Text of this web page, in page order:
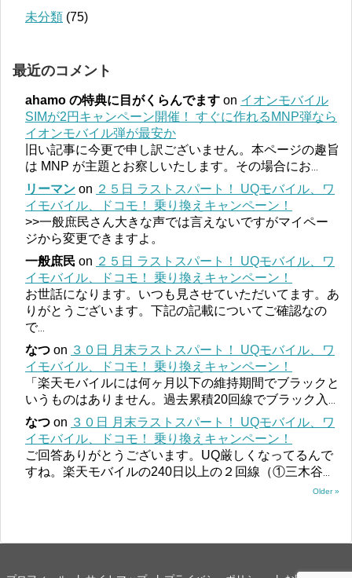
未分類 (75)
最近のコメント
ahamo の特典に目がくらんでます on イオンモバイル
SIMが2円キャンペーン開催！ すぐに作れるMNP弾なら
イオンモバイル弾が最安か
旧い記事に今更で申し訳ございません。本ページの趣旨
は MNP が主題とお察しいたします。その場合にお
リーマン on ２５日 ラストスパート！ UQモバイル、ワ
イモバイル、ドコモ！ 乗り換えキャンペーン！
>>一般庶民さん大きな声では言えないですがマイペー
ジから変更できますよ。
一般庶民 on ２５日 ラストスパート！ UQモバイル、ワ
イモバイル、ドコモ！ 乗り換えキャンペーン！
お世話になります。いつも見させていただいてます。あ
りがとうございます。下記の記載についてご確認なの
で...
なつ on ３０日 月末ラストスパート！ UQモバイル、ワ
イモバイル、ドコモ！ 乗り換えキャンペーン！
「楽天モバイルには何ヶ月以下の維持期間でブラックと
いうものはありません。過去累積20回線でブラック入
なつ on ３０日 月末ラストスパート！ UQモバイル、ワ
イモバイル、ドコモ！ 乗り換えキャンペーン！
ご回答ありがとうございます。UQ厳しくなってるんで
すね。楽天モバイルの240日以上の２回線（①三木谷
Older »